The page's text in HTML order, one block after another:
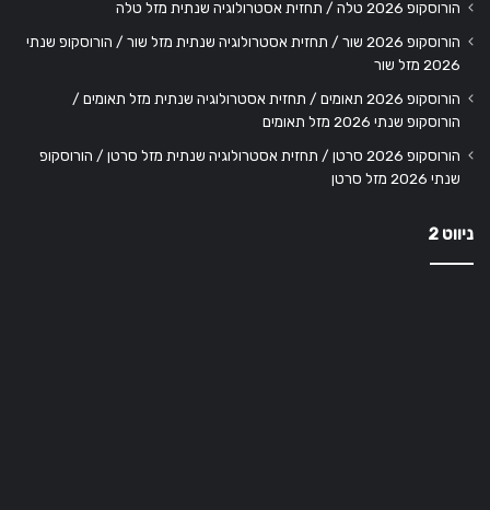
הורוסקופ 2026 טלה / תחזית אסטרולוגיה שנתית מזל טלה
הורוסקופ 2026 שור / תחזית אסטרולוגיה שנתית מזל שור / הורוסקופ שנתי
2026 מזל שור
הורוסקופ 2026 תאומים / תחזית אסטרולוגיה שנתית מזל תאומים /
הורוסקופ שנתי 2026 מזל תאומים
הורוסקופ 2026 סרטן / תחזית אסטרולוגיה שנתית מזל סרטן / הורוסקופ
שנתי 2026 מזל סרטן
ניווט 2